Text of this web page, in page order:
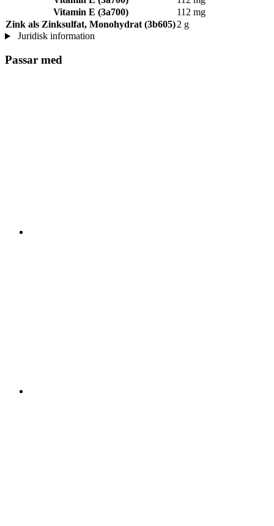
Vitamin E (3a700)
112 mg
Zink als Zinksulfat, Monohydrat (3b605)2 g
Juridisk information
Passar med